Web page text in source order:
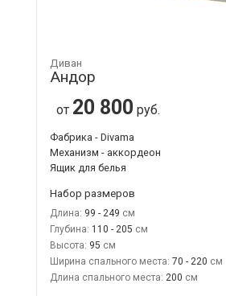
Диван
Андор
от 20 800 руб.
Фабрика - Divama
Механизм - аккордеон
Ящик для белья
Набор размеров
Длина: 99 - 249
Глубина: 110 - 205
Высота: 95
Ширина спального места: 70 - 220
Длина спального места: 200